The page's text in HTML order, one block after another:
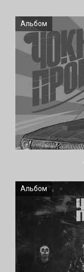
Альбом
Альбом